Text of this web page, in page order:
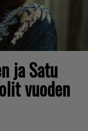
ja Satu
vuoden